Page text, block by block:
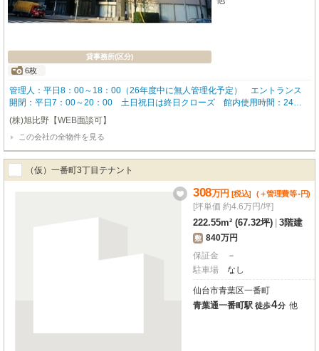
貸事務所(区分)
6枚
管理人：平日8：00～18：00（26年度中に無人管理化予定） エントランス
開閉：平日7：00～20：00 土日祝日は終日クローズ 館内使用時間：24時
間使用可
(株)旭比野【WEB面談可】
この会社の全物件を見る
（仮）一番町3丁目テナント
308万円 [税込] (＋管理費等-円)
[坪単価 約4.6万円/坪]
222.55m² (67.32坪) 3階建
敷 840万円
保証金
－
駐車場
なし
仙台市青葉区一番町
青葉通一番町駅 徒歩4分 他